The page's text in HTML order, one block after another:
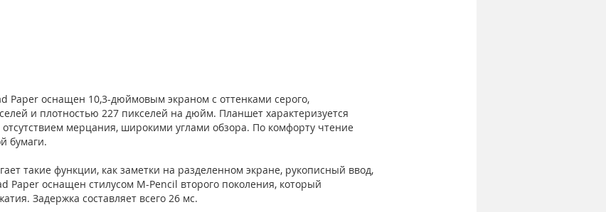
Paper оснащен 10,3-дюймовым экраном с оттенками серого,
и плотностью 227 пикселей на дюйм. Планшет характеризуется
отсутствием мерцания, широкими углами обзора. По комфорту чтение
бумаги.
такие функции, как заметки на разделенном экране, рукописный ввод,
Paper оснащен стилусом M-Pencil второго поколения, который
Задержка составляет всего 26 мс.